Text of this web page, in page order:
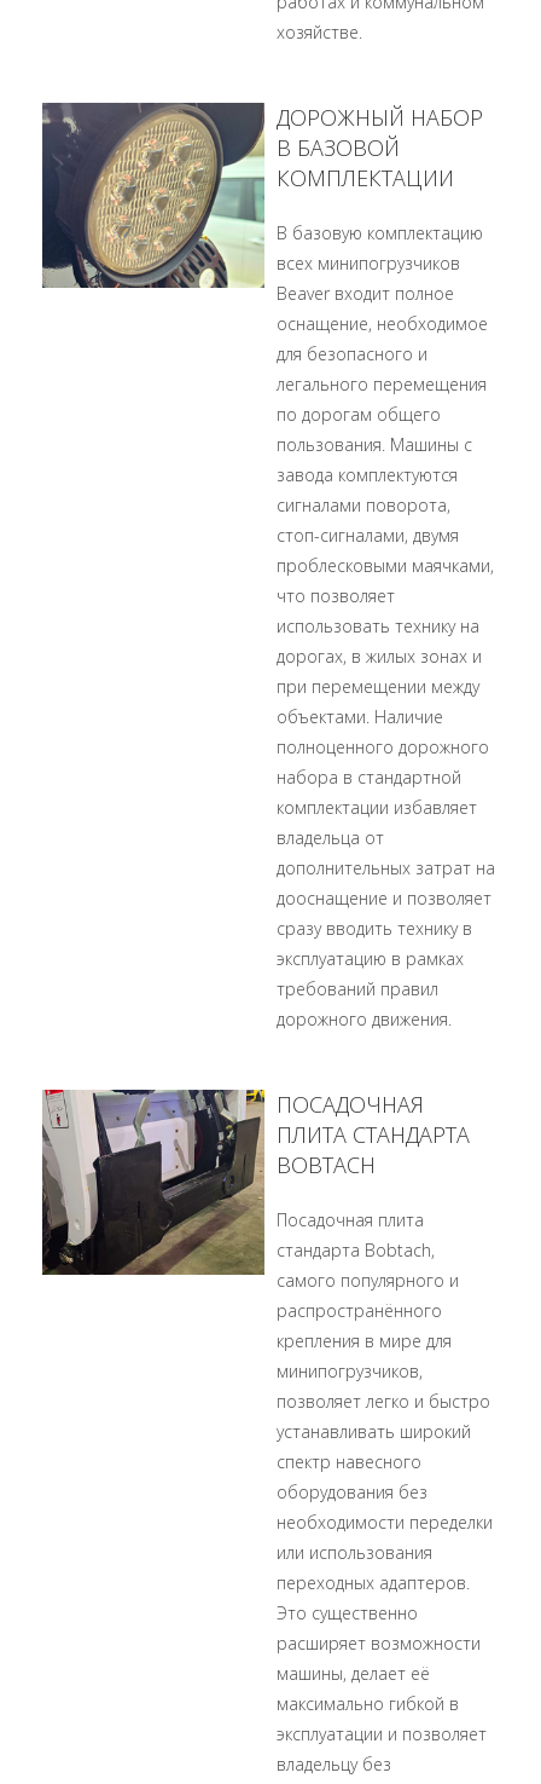
хозяйстве.
ДОРОЖНЫЙ НАБОР
В БАЗОВОЙ
КОМПЛЕКТАЦИИ
В базовую комплектацию
всех минипогрузчиков
Beaver входит полное
оснащение, необходимое
для безопасного и
легального перемещения
по дорогам общего
пользования. Машины с
завода комплектуются
сигналами поворота,
стоп-сигналами, двумя
проблесковыми маячками,
что позволяет
использовать технику на
дорогах, в жилых зонах и
при перемещении между
объектами. Наличие
полноценного дорожного
набора в стандартной
комплектации избавляет
владельца от
дополнительных затрат на
дооснащение и позволяет
сразу вводить технику в
эксплуатацию в рамках
требований правил
дорожного движения.
ПОСАДОЧНАЯ
ПЛИТА СТАНДАРТА
BOBTACH
Посадочная плита
стандарта Bobtach,
самого популярного и
распространённого
крепления в мире для
минипогрузчиков,
позволяет легко и быстро
устанавливать широкий
спектр навесного
оборудования без
необходимости переделки
или использования
переходных адаптеров.
Это существенно
расширяет возможности
машины, делает её
максимально гибкой в
эксплуатации и позволяет
владельцу без